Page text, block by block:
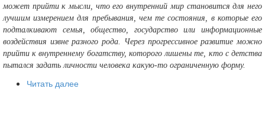
может прийти к мысли, что его внутренний мир становится для него
лучшим измерением для пребывания, чем те состояния, в которые его
подталкивают семья, общество, государство или информационные
воздействия извне разного рода. Через прогрессивное развитие можно
прийти к внутреннему богатству, которого лишены те, кто с детства
пытался задать личности человека какую-то ограниченную форму.
Читать далее